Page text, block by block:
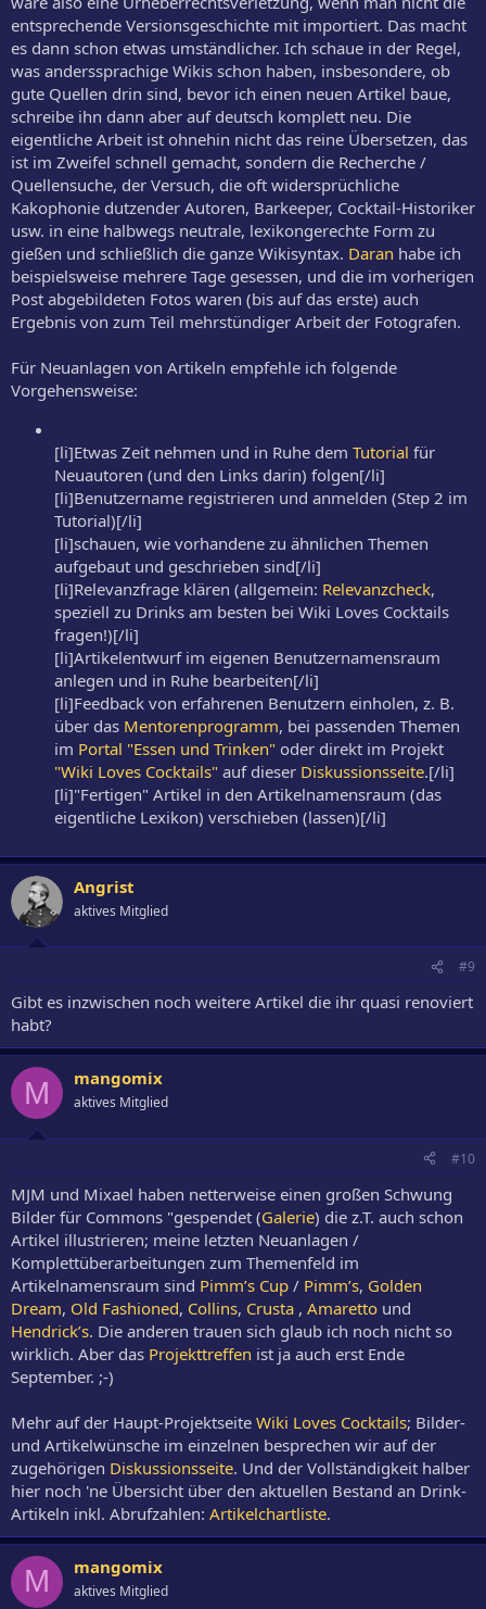
Crusta, Flip, Horse's Neck ... nur im unteren einstelligen Bereich
(Rangliste). Insofern geht für mich Qualität vor Quantität; reine
Rezeptsammlungen und Cocktail-Datenbanken gibt's schließlich
wie Sand am Meer, in einem Lexikon sollte man über einen Drink
schon deutlich mehr schreiben können, als wie er in der Bar um die
Ecke zubereitet wird.
Wäre es manchmal nicht einfach, die englischen Seiten einfach zu
übersetzen?
entsprechende Versionsgeschichte mit importiert. Das macht
es dann schon etwas umständlicher. Ich schaue in der Regel,
was anderssprachige Wikis schon haben, insbesondere, ob
gute Quellen drin sind, bevor ich einen neuen Artikel baue,
schreibe ihn dann aber auf deutsch komplett neu. Die
eigentliche Arbeit ist ohnehin nicht das reine Übersetzen, das
ist im Zweifel schnell gemacht, sondern die Recherche /
Quellensuche, der Versuch, die oft widersprüchliche
Kakophonie dutzender Autoren, Barkeeper, Cocktail-Historiker
usw. in eine halbwegs neutrale, lexikongerechte Form zu
gießen und schließlich die ganze Wikisyntax. Daran habe ich
beispielsweise mehrere Tage gesessen, und die im vorherigen
Post abgebildeten Fotos waren (bis auf das erste) auch
Ergebnis von zum Teil mehrstündiger Arbeit der Fotografen.
Für Neuanlagen von Artikeln empfehle ich folgende
Vorgehensweise:
[li]Etwas Zeit nehmen und in Ruhe dem Tutorial für
Neuautoren (und den Links darin) folgen[/li]
[li]Benutzername registrieren und anmelden (Step 2 im
Tutorial)[/li]
[li]schauen, wie vorhandene zu ähnlichen Themen
aufgebaut und geschrieben sind[/li]
[li]Relevanzfrage klären (allgemein: Relevanzcheck,
speziell zu Drinks am besten bei Wiki Loves Cocktails
fragen!)[/li]
[li]Artikelentwurf im eigenen Benutzernamensraum
anlegen und in Ruhe bearbeiten[/li]
[li]Feedback von erfahrenen Benutzern einholen, z. B.
über das Mentorenprogramm, bei passenden Themen
im Portal "Essen und Trinken" oder direkt im Projekt
"Wiki Loves Cocktails" auf dieser Diskussionsseite.[/li]
[li]"Fertigen" Artikel in den Artikelnamensraum (das
eigentliche Lexikon) verschieben (lassen)[/li]
Angrist
aktives Mitglied
#9
Gibt es inzwischen noch weitere Artikel die ihr quasi renoviert
habt?
M mangomix
aktives Mitglied
#10
MJM und Mixael haben netterweise einen großen Schwung
Bilder für Commons "gespendet (Galerie) die z.T. auch schon
Artikel illustrieren; meine letzten Neuanlagen /
Komplettüberarbeitungen zum Themenfeld im
Artikelnamensraum sind Pimm’s Cup / Pimm’s, Golden
Dream, Old Fashioned, Collins, Crusta , Amaretto und
Hendrick’s. Die anderen trauen sich glaub ich noch nicht so
wirklich. Aber das Projekttreffen ist ja auch erst Ende
September. ;-)
Mehr auf der Haupt-Projektseite Wiki Loves Cocktails; Bilder-
und Artikelwünsche im einzelnen besprechen wir auf der
zugehörigen Diskussionsseite. Und der Vollständigkeit halber
hier noch 'ne Übersicht über den aktuellen Bestand an Drink-
Artikeln inkl. Abrufzahlen: Artikelchartliste.
M mangomix
aktives Mitglied